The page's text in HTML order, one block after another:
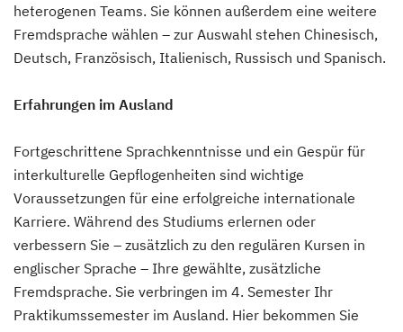
heterogenen Teams. Sie können außerdem eine weitere
Fremdsprache wählen – zur Auswahl stehen Chinesisch,
Deutsch, Französisch, Italienisch, Russisch und Spanisch.
Erfahrungen im Ausland
Fortgeschrittene Sprachkenntnisse und ein Gespür für
interkulturelle Gepflogenheiten sind wichtige
Voraussetzungen für eine erfolgreiche internationale
Karriere. Während des Studiums erlernen oder
verbessern Sie – zusätzlich zu den regulären Kursen in
englischer Sprache – Ihre gewählte, zusätzliche
Fremdsprache. Sie verbringen im 4. Semester Ihr
Praktikumssemester im Ausland. Hier bekommen Sie